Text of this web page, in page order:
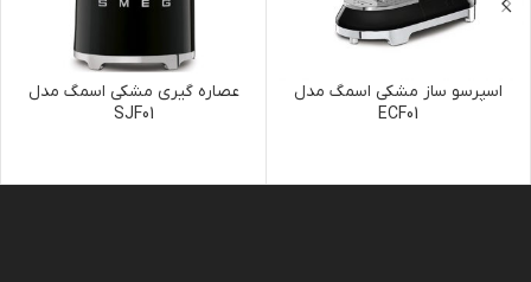
اسپرسو ساز مشکی اسمگ مدل
ECF01
عصاره گیری مشکی اسمگ مدل
SJF01